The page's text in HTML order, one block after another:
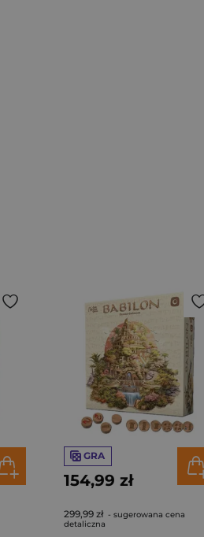
GRA
154,99 zł
299,99 zł - sugerowana cena
detaliczna